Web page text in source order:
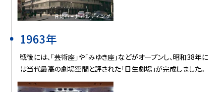
1963年
戦後には、「芸術座」や「みゆき座」などがオープンし、昭和38年に
は当代最高の劇場空間と評された「日生劇場」が完成しました。